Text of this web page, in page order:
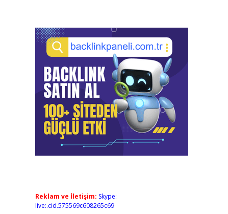
Reklam ve İletişim: Skype:
live:.cid.575569c608265c69